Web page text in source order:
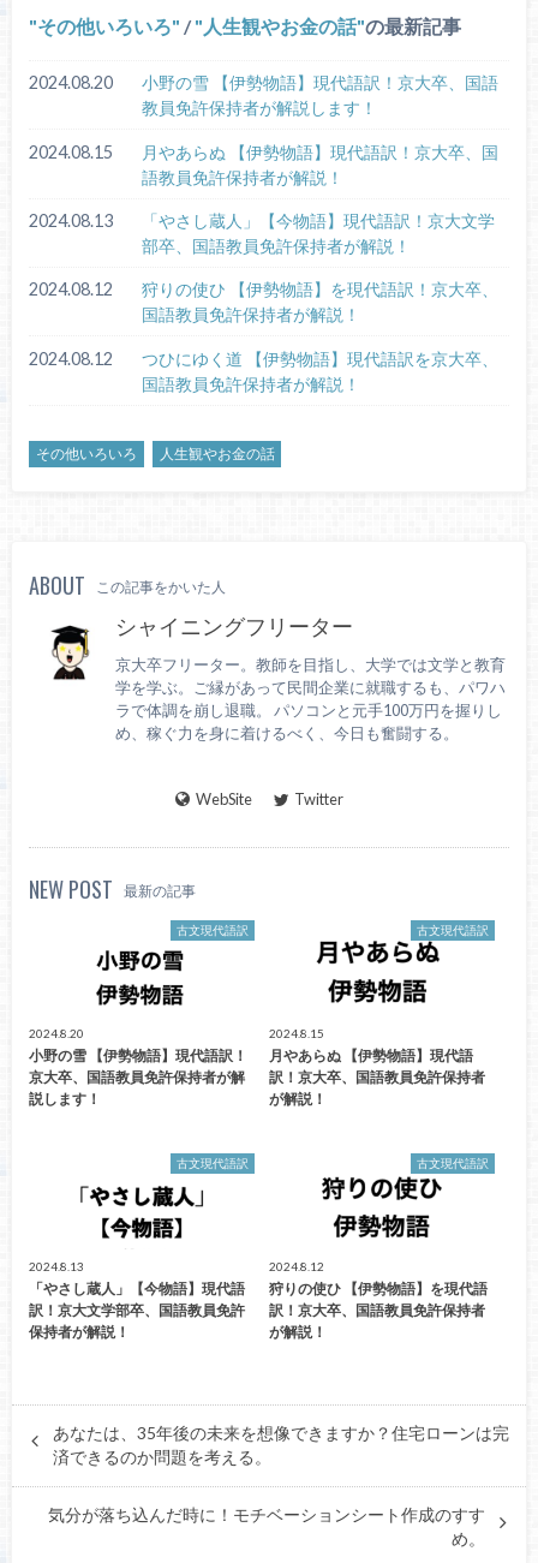
その他いろいろ / 人生観やお金の話 の最新記事
2024.08.20
小野の雪 【伊勢物語】現代語訳！京大卒、国語
教員免許保持者が解説します！
2024.08.15
月やあらぬ 【伊勢物語】現代語訳！京大卒、国
語教員免許保持者が解説！
2024.08.13
「やさし蔵人」【今物語】現代語訳！京大文学
部卒、国語教員免許保持者が解説！
2024.08.12
狩りの使ひ 【伊勢物語】を現代語訳！京大卒、
国語教員免許保持者が解説！
2024.08.12
つひにゆく道 【伊勢物語】現代語訳を京大卒、
国語教員免許保持者が解説！
その他いろいろ 人生観やお金の話
ABOUT この記事をかいた人
シャイニングフリーター
京大卒フリーター。教師を目指し、大学では文学と教育
学を学ぶ。ご縁があって民間企業に就職するも、パワハ
ラで体調を崩し退職。 パソコンと元手100万円を握りし
め、稼ぐ力を身に着けるべく、今日も奮闘する。
WebSite Twitter
NEW POST 最新の記事
古文現代語訳
2024.8.20
小野の雪 【伊勢物語】現代語訳！
京大卒、国語教員免許保持者が解
説します！
古文現代語訳
2024.8.15
月やあらぬ 【伊勢物語】現代語
訳！京大卒、国語教員免許保持者
が解説！
古文現代語訳
2024.8.13
「やさし蔵人」【今物語】現代語
訳！京大文学部卒、国語教員免許
保持者が解説！
古文現代語訳
2024.8.12
狩りの使ひ 【伊勢物語】を現代語
訳！京大卒、国語教員免許保持者
が解説！
あなたは、35年後の未来を想像できますか？住宅ローンは完
済できるのか問題を考える。
気分が落ち込んだ時に！モチベーションシート作成のすす
め。